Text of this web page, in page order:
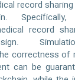
record
record
correctness of
can be